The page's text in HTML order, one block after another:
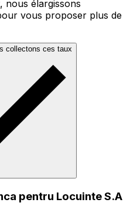
nous élargissons
vous proposer plus de
collectons ces taux
pentru Locuinte S.A